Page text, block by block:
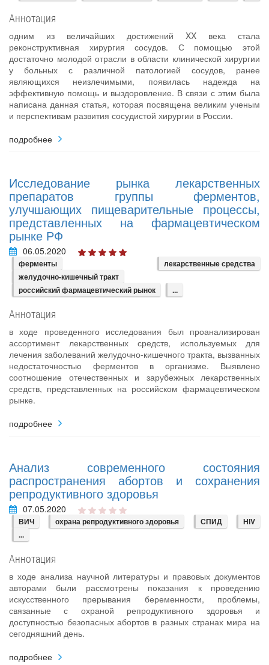
Аннотация
одним из величайших достижений XX века стала
реконструктивная хирургия сосудов. С помощью этой
достаточно молодой отрасли в области клинической хирургии
у больных с различной патологией сосудов, ранее
являющихся неизлечимыми, появилась надежда на
эффективную помощь и выздоровление. В связи с этим была
написана данная статья, которая посвящена великим ученым
и перспективам развития сосудистой хирургии в России.
подробнее
Исследование рынка лекарственных
препаратов группы ферментов,
улучшающих пищеварительные процессы,
представленных на фармацевтическом
рынке РФ
06.05.2020
ферменты
лекарственные средства
желудочно-кишечный тракт
российский фармацевтический рынок
...
Аннотация
в ходе проведенного исследования был проанализирован
ассортимент лекарственных средств, используемых для
лечения заболеваний желудочно-кишечного тракта, вызванных
недостаточностью ферментов в организме. Выявлено
соотношение отечественных и зарубежных лекарственных
средств, представленных на российском фармацевтическом
рынке.
подробнее
Анализ современного состояния
распространения абортов и сохранения
репродуктивного здоровья
07.05.2020
ВИЧ охрана репродуктивного здоровья СПИД
HIV
...
Аннотация
в ходе анализа научной литературы и правовых документов
авторами были рассмотрены показания к проведению
искусственного прерывания беременности, проблемы,
связанные с охраной репродуктивного здоровья и
доступностью безопасных абортов в разных странах мира на
сегодняшний день.
подробнее